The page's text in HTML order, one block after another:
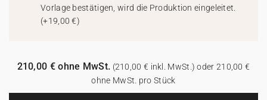
Vorlage bestätigen, wird die Produktion eingeleitet.
(+19,00 €)
210,00 € ohne MwSt. (210,00 € inkl. MwSt.) oder 210,00 €
ohne MwSt. pro Stück